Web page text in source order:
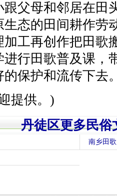
父母和邻居在田
态的田间耕作劳
工再创作把田歌
行田歌普及课，
保护和流传下去
提供。)
丹徒区更多民俗
南乡田歌